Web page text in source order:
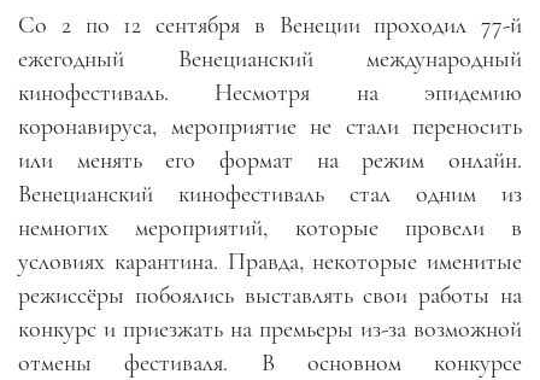
Со 2 по 12 сентября в Венеции проходил 77-й
ежегодный Венецианский международный
кинофестиваль. Несмотря на эпидемию
коронавируса, мероприятие не стали переносить
или менять его формат на режим онлайн.
Венецианский кинофестиваль стал одним из
немногих мероприятий, которые провели в
условиях карантина. Правда, некоторые именитые
режиссёры побоялись выставлять свои работы на
конкурс и приезжать на премьеры из-за возможной
отмены фестиваля. В основном конкурсе